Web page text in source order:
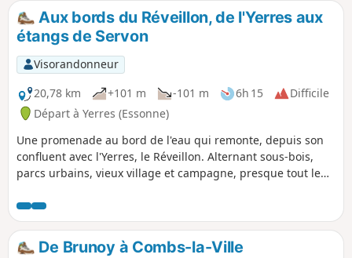
Aux bords du Réveillon, de l'Yerres aux
étangs de Servon
Visorandonneur
20,78 km
+101 m -101 m 6h 15
Difficile
Départ à Yerres (Essonne)
Une promenade au bord de l'eau qui remonte, depuis son
confluent avec l'Yerres, le Réveillon. Alternant sous-bois,
parcs urbains, vieux village et campagne, presque tout le
De Brunoy à Combs-la-Ville